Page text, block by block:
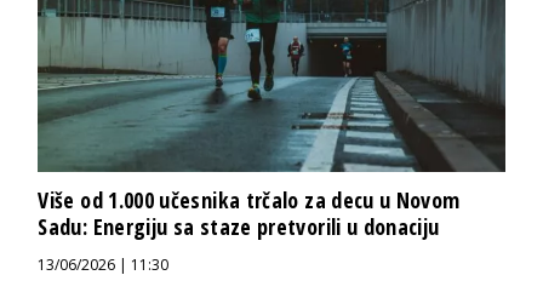
Više od 1.000 učesnika trčalo za decu u Novom
Sadu: Energiju sa staze pretvorili u donaciju
13/06/2026 | 11:30